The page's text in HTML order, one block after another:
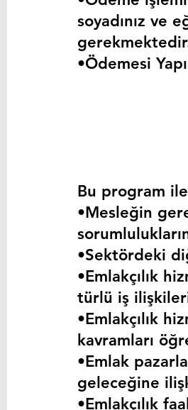
soyadınız ve
•Ödemesi
Bu program
•Mesleğin
•Sektördeki
•Emlakçılık
türlü iş
•Emlakçılık
kavramları
•Emlak
geleceğine
•Emlakçılık